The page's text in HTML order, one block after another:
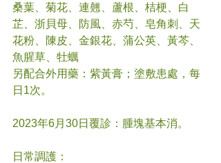
桑葉、菊花、連翹、蘆根、桔梗、白
芷、浙貝母、防風、赤芍、皂角刺、天
花粉、陳皮、金銀花、蒲公英、黃芩、
魚腥草、牡蠣
另配合外用藥：紫黃膏；塗敷患處，每
日1次。
2023年6月30日覆診：腫塊基本消。
日常調護：